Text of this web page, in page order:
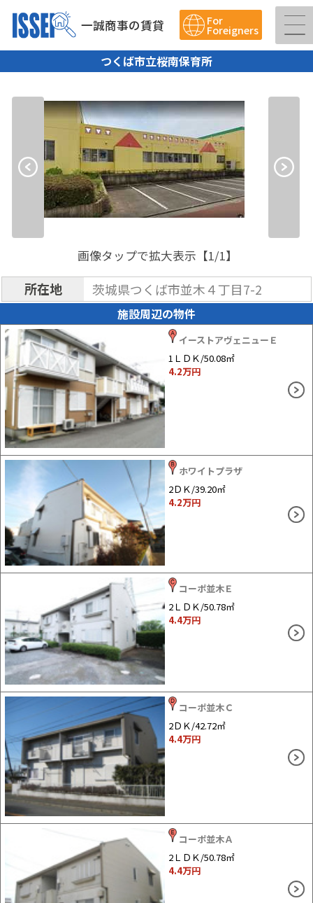
一誠商事の賃貸 For
Foreigners
つくば市立桜南保育所
画像タップで拡大表示【1/1】
所在地 茨城県つくば市並木４丁目7-2
施設周辺の物件
イーストアヴェニューＥ
1ＬＤＫ/50.08㎡
4.2万円
ホワイトプラザ
2ＤＫ/39.20㎡
4.2万円
コーポ並木Ｅ
2ＬＤＫ/50.78㎡
4.4万円
コーポ並木Ｃ
2ＤＫ/42.72㎡
4.4万円
コーポ並木Ａ
2ＬＤＫ/50.78㎡
4.4万円